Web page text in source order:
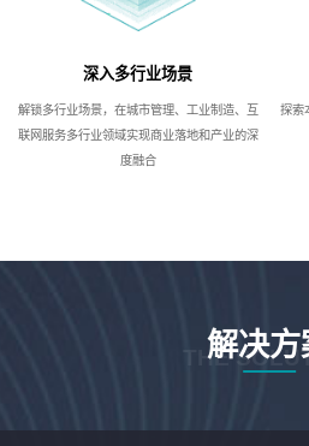
深入多行业场景
解锁多行业场景，在城市管理、工业制造、互
联网服务多行业领域实现商业落地和产业的深
度融合
探索
解决方
THE